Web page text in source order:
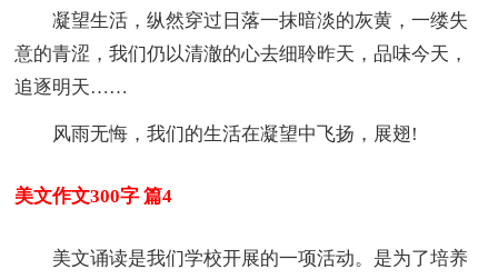
凝望生活，纵然穿过日落一抹暗淡的灰黄，一缕失
意的青涩，我们仍以清澈的心去细聆昨天，品味今天，
追逐明天……
风雨无悔，我们的生活在凝望中飞扬，展翅!
美文作文300字 篇4
美文诵读是我们学校开展的一项活动。是为了培养